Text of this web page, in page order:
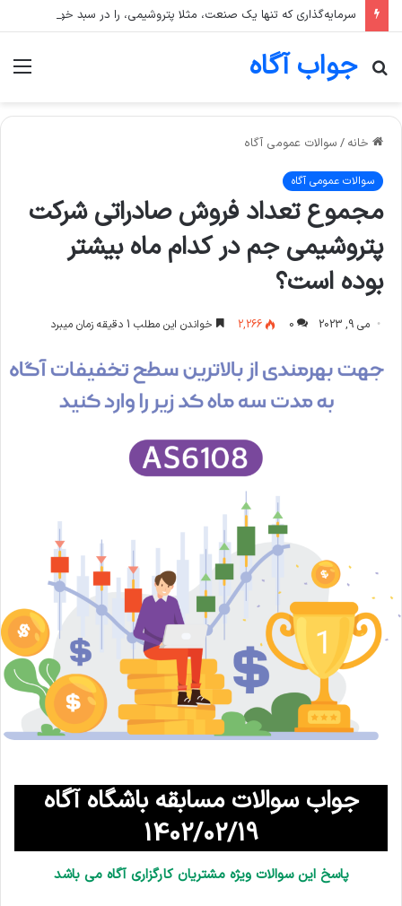
جواب آگاه
جستجو
خانه / سوالات عمومی آگاه
سوالات عمومی آگاه
مجموع تعداد فروش صادراتی شرکت
پتروشیمی جم در کدام ماه بیشتر
بوده است؟
می 9, 2023 0
2,266 خواندن این مطلب 1 دقیقه زمان میبرد
جواب سوالات مسابقه باشگاه آگاه
1402/02/19
پاسخ این سوالات ویژه مشتریان کارگزاری آگاه می باشد